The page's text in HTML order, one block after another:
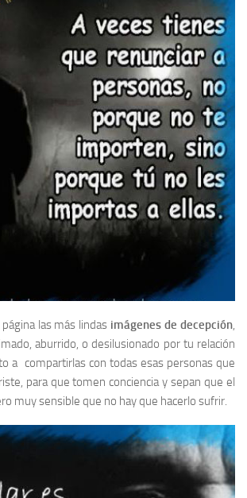
las más lindas imágenes de decepción,
aburrido, o desilusionado por tu relación
a compartirlas con todas esas personas que
para que tomen conciencia y sepan que el
muy sensible que no hay que hacerlo sufrir.